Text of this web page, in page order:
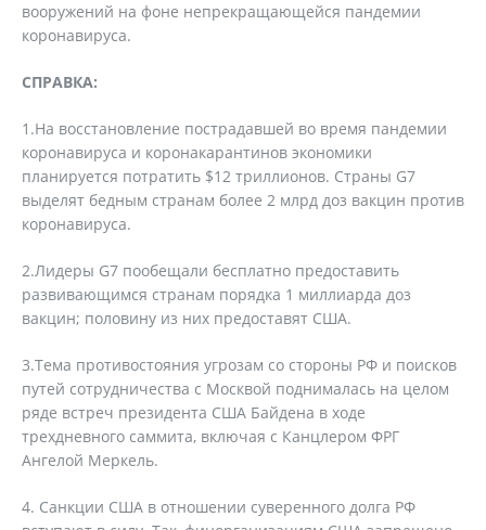
вооружений на фоне непрекращающейся пандемии
коронавируса.
СПРАВКА:
1.На восстановление пострадавшей во время пандемии
коронавируса и коронакарантинов экономики
планируется потратить $12 триллионов. Страны G7
выделят бедным странам более 2 млрд доз вакцин против
коронавируса.
2.Лидеры G7 пообещали бесплатно предоставить
развивающимся странам порядка 1 миллиарда доз
вакцин; половину из них предоставят США.
3.Тема противостояния угрозам со стороны РФ и поисков
путей сотрудничества с Москвой поднималась на целом
ряде встреч президента США Байдена в ходе
трехдневного саммита, включая с Канцлером ФРГ
Ангелой Меркель.
4. Санкции США в отношении суверенного долга РФ